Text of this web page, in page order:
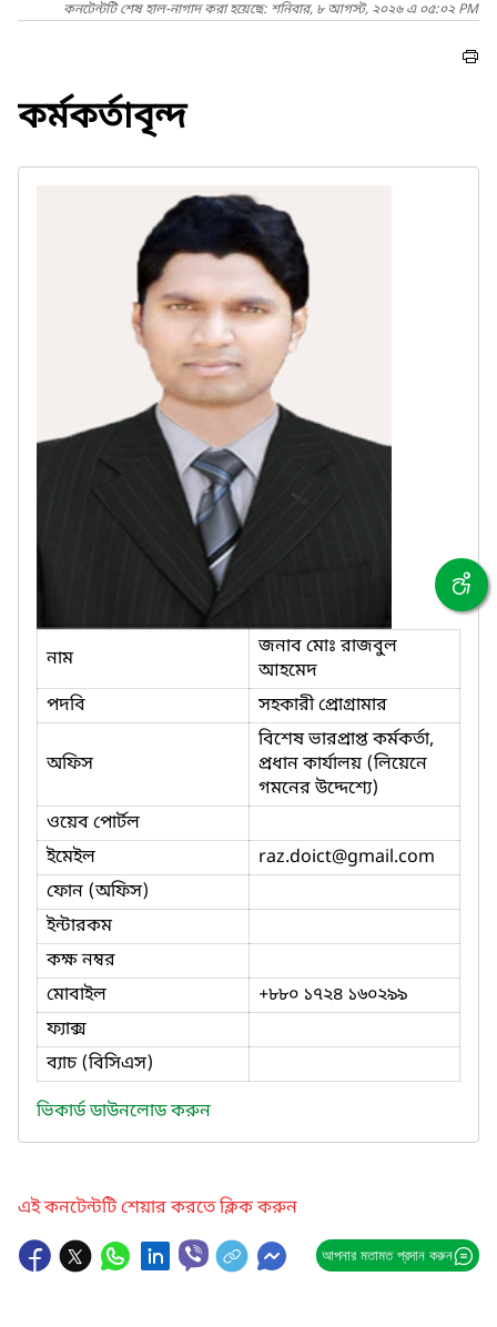
কনটেন্টটি শেষ হাল-নাগাদ করা হয়েছে: শনিবার, ৮ আগস্ট, ২০২৬ এ ০৫:০২ PM
কর্মকর্তাবৃন্দ
নাম
জনাব মোঃ রাজবুল
আহমেদ
পদবি
সহকারী প্রোগ্রামার
অফিস
বিশেষ ভারপ্রাপ্ত কর্মকর্তা,
প্রধান কার্যালয় (লিয়েনে
গমনের উদ্দেশ্যে)
ওয়েব পোর্টল
ইমেইল
raz.doict@gmail.com
ফোন (অফিস)
ইন্টারকম
কক্ষ নম্বর
মোবাইল
+৮৮০ ১৭২৪ ১৬০২৯৯
ফ্যাক্স
ব্যাচ (বিসিএস)
ভিকার্ড ডাউনলোড করুন
এই কনটেন্টটি শেয়ার করতে ক্লিক করুন
আপনার মতামত প্রদান করুন